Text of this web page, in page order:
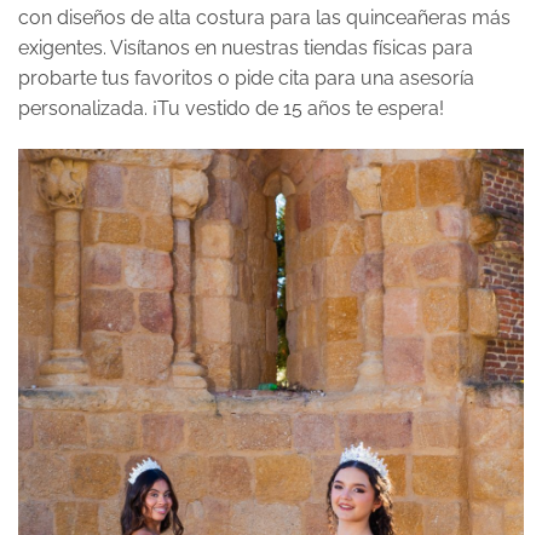
con diseños de alta costura para las quinceañeras más
exigentes. Visítanos en nuestras tiendas físicas para
probarte tus favoritos o pide cita para una asesoría
personalizada. ¡Tu vestido de 15 años te espera!